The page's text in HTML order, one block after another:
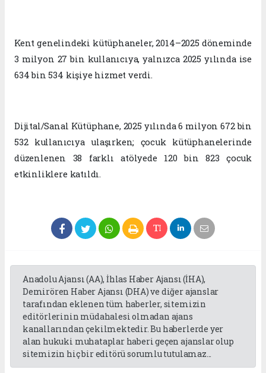
Kent genelindeki kütüphaneler, 2014–2025 döneminde
3 milyon 27 bin kullanıcıya, yalnızca 2025 yılında ise
634 bin 534 kişiye hizmet verdi.
Dijital/Sanal Kütüphane, 2025 yılında 6 milyon 672 bin
532 kullanıcıya ulaşırken; çocuk kütüphanelerinde
düzenlenen 38 farklı atölyede 120 bin 823 çocuk
etkinliklere katıldı.
Anadolu Ajansı (AA), İhlas Haber Ajansı (İHA),
Demirören Haber Ajansı (DHA) ve diğer ajanslar
tarafından eklenen tüm haberler, sitemizin
editörlerinin müdahalesi olmadan ajans
kanallarından çekilmektedir. Bu haberlerde yer
alan hukuki muhataplar haberi geçen ajanslar olup
sitemizin hiç bir editörü sorumlu tutulamaz...